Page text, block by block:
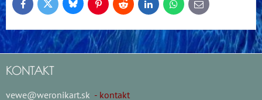
FacebookTwitter BlueskyPinterestReddit LinkedInWhatsApp
E-
mail
KONTAKT
vewe@weronikart.sk - kontakt